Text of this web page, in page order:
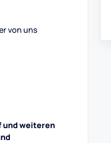
von uns
und weiteren